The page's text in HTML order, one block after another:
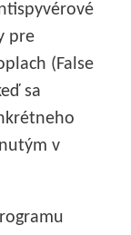
pre
(False
sa
v